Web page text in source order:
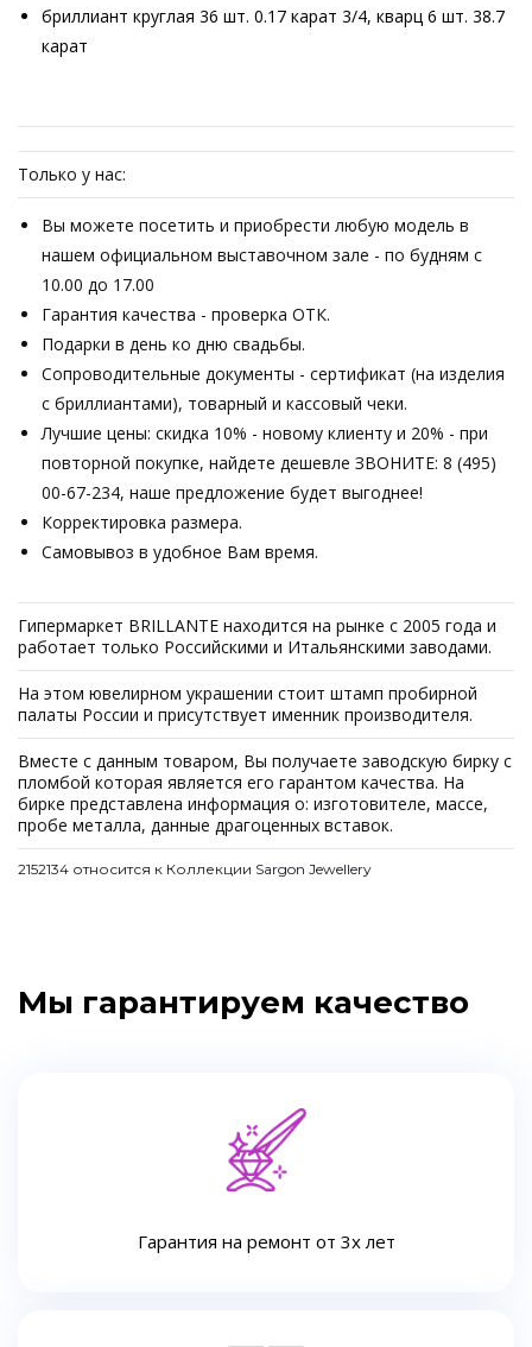
бриллиант круглая 36 шт. 0.17 карат 3/4, кварц 6 шт. 38.7
карат
Только у нас:
Вы можете посетить и приобрести любую модель в
нашем официальном выставочном зале - по будням с
10.00 до 17.00
Гарантия качества - проверка ОТК.
Подарки в день ко дню свадьбы.
Сопроводительные документы - сертификат (на изделия
с бриллиантами), товарный и кассовый чеки.
Лучшие цены: скидка 10% - новому клиенту и 20% - при
повторной покупке, найдете дешевле ЗВОНИТЕ: 8 (495)
00-67-234, наше предложение будет выгоднее!
Корректировка размера.
Самовывоз в удобное Вам время.
Гипермаркет BRILLANTE находится на рынке с 2005 года и
работает только Российскими и Итальянскими заводами.
На этом ювелирном украшении стоит штамп пробирной
палаты России и присутствует именник производителя.
Вместе с данным товаром, Вы получаете заводскую бирку с
пломбой которая является его гарантом качества. На
бирке представлена информация о: изготовителе, массе,
пробе металла, данные драгоценных вставок.
2152134 относится к Коллекции Sargon Jewellery
Мы гарантируем качество
Гарантия на ремонт от 3х лет